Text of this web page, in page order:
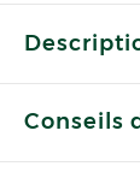
Conseils